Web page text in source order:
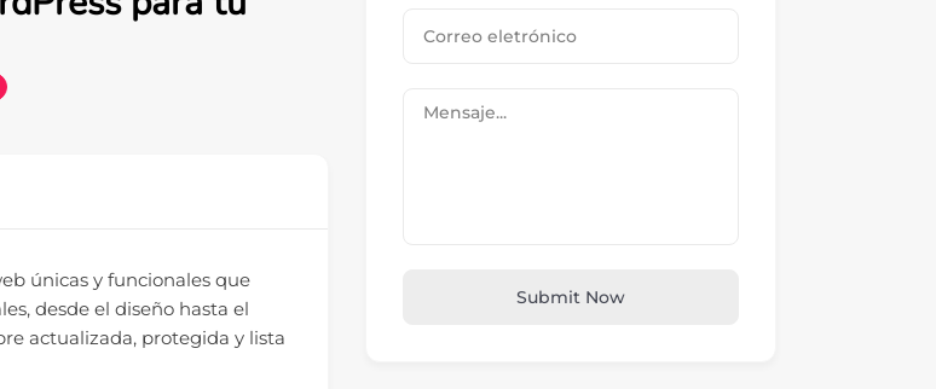
únicas y funcionales que
desde el diseño hasta el
actualizada, protegida y lista
Submit Now